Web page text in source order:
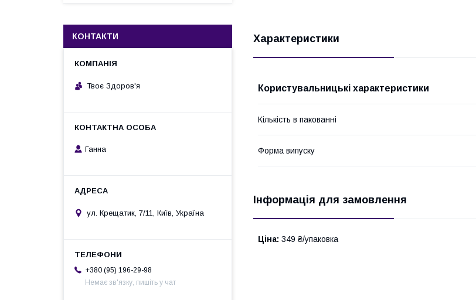
Характеристики
Користувальницькі характеристики
Кількість в пакованні
Форма випуску
Інформація для замовлення
Ціна: 349 ₴/упаковка
КОНТАКТИ
Твоє Здоров'я
Ганна
ул. Крещатик, 7/11, Київ, Україна
+380 (95) 196-29-98
Немає зв'язку, пишіть у чат